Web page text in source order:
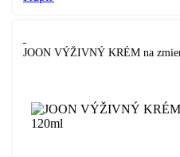
JOON VÝŽIVNÝ KRÉM na